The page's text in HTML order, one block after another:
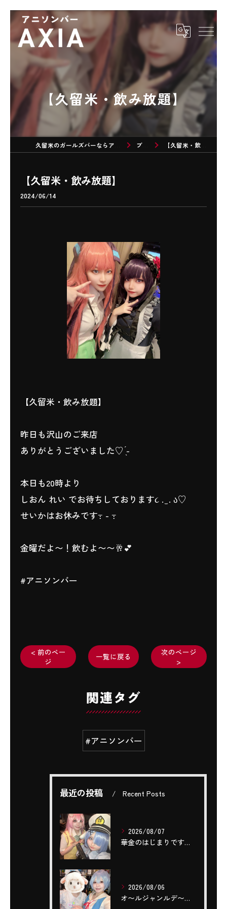
【久留米・飲み放題】
ブログ 【久留米・飲み放題】
【久留米・飲み放題】
2024/06/14
【久留米・飲み放題】
昨日も沢山のご来店
‎ありがとうございました♡ ̖́-
‎本日も20時より
‎しおん れい でお待ちしております૮ . ̫ . ა♡
‎せいかはお休みです߹ - ߹
‎金曜だよ〜！飲むよ〜〜🥂💕
#アニソンバー
< 前のペー
ジ
一覧に戻る
次のページ
>
関連タグ
#アニソンバー
最近の投稿 Recent Posts
2026/08/07
華金のはじまりですね(,,- -,,)❤️‍🔥❤️‍🔥❤️‍...
2026/08/06
‎オ〜ルジャンルデ〜〜🎤٩(ˊОˋ*)🎶